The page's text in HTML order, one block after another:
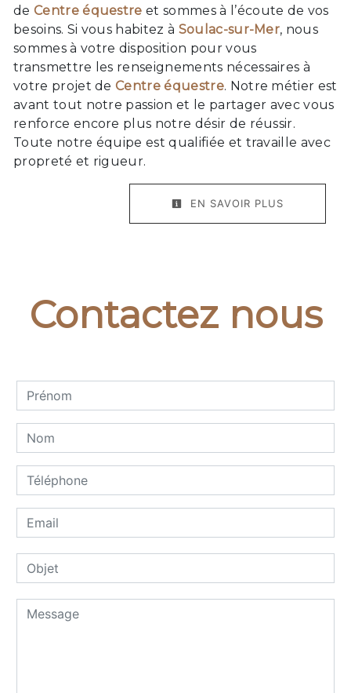
de Centre équestre et sommes à l’écoute de vos
besoins. Si vous habitez à Soulac-sur-Mer, nous
sommes à votre disposition pour vous
transmettre les renseignements nécessaires à
votre projet deCentre équestre. Notre métier est
avant tout notre passion et le partager avec vous
renforce encore plus notre désir de réussir.
Toute notre équipe est qualifiée et travaille avec
propreté et rigueur.
EN SAVOIR PLUS
Contactez nous